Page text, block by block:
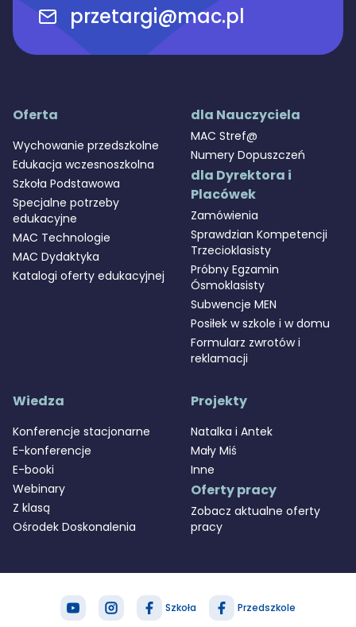
przetargi@mac.pl
Oferta
Wychowanie przedszkolne
Edukacja wczesnoszkolna
Szkoła Podstawowa
Specjalne potrzeby
edukacyjne
MAC Technologie
MAC Dydaktyka
Katalogi oferty edukacyjnej
dla Nauczyciela
MAC Stref@
Numery Dopuszczeń
dla Dyrektora i
Placówek
Zamówienia
Sprawdzian Kompetencji
Trzecioklasisty
Próbny Egzamin
Ósmoklasisty
Subwencje MEN
Posiłek w szkole i w domu
Formularz zwrotów i
reklamacji
Wiedza
Konferencje stacjonarne
E-konferencje
E-booki
Webinary
Z klasą
Ośrodek Doskonalenia
Projekty
Natalka i Antek
Mały Miś
Inne
Oferty pracy
Zobacz aktualne oferty
pracy
Szkoła Przedszkole